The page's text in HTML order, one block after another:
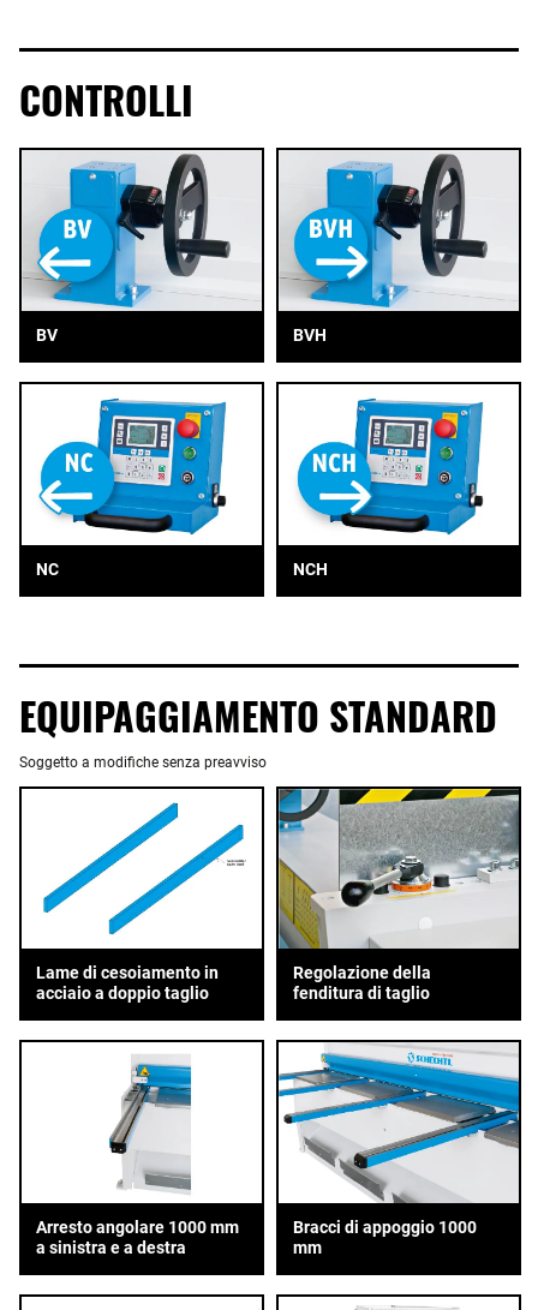
CONTROLLI
BV BVH
NC NCH
EQUIPAGGIAMENTO STANDARD
Soggetto a modifiche senza preavviso
Lame di cesoiamento in
acciaio a doppio taglio
Regolazione della
fenditura di taglio
Arresto angolare 1000 mm
a sinistra e a destra
Bracci di appoggio 1000
mm